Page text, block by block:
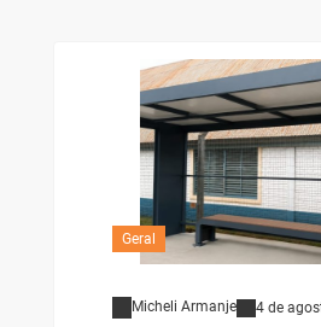
Geral
Micheli Armanje 4 de